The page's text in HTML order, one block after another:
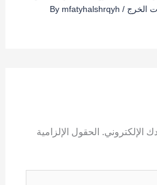
الخرج / By
mfatyhalshrqyh
الإلكتروني. الحقول الإلزامية